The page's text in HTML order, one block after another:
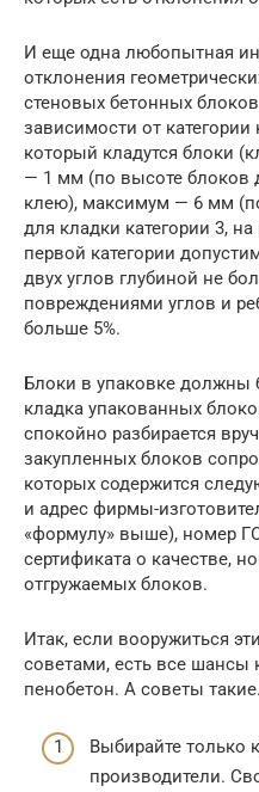
И еще одна любопытная
отклонения
стеновых бетонных
зависимости от
который кладутся блоки
— 1 мм (по высоте блоков
клею), максимум — 6 мм
для кладки категории 3,
первой категории
двух углов глубиной не
повреждениями углов и
больше 5%.
Блоки в упаковке
кладка упакованных
спокойно разбирается
закупленных блоков
которых содержится
и адрес фирмы-
«формулу» выше), номер
сертификата о качестве,
отгружаемых блоков.
Итак, если вооружиться
советами, есть все шансы
пенобетон. А советы такие.
Выбирайте только
производители.